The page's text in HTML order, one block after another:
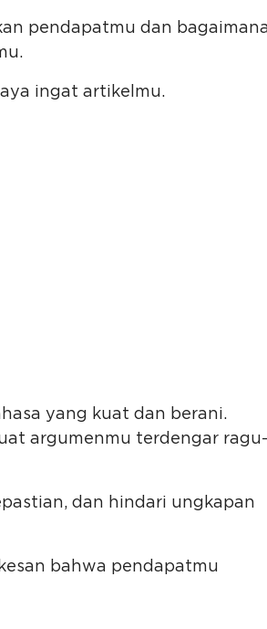
pendapatmu dan
ingat artikelmu.
yang kuat dan berani.
argumenmu terdengar ragu-
dan hindari ungkapan
bahwa pendapatmu